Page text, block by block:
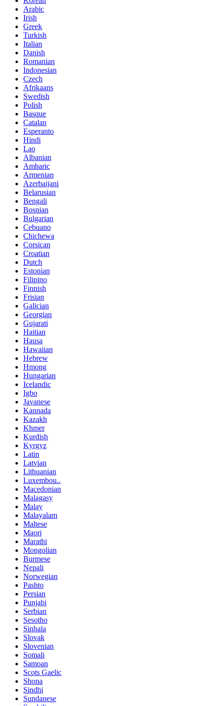
Arabic
Irish
Greek
Turkish
Italian
Danish
Romanian
Indonesian
Czech
Afrikaans
Swedish
Polish
Basque
Catalan
Esperanto
Hindi
Lao
Albanian
Amharic
Armenian
Azerbaijani
Belarusian
Bengali
Bosnian
Bulgarian
Cebuano
Chichewa
Corsican
Croatian
Dutch
Estonian
Filipino
Finnish
Frisian
Galician
Georgian
Gujarati
Haitian
Hausa
Hawaiian
Hebrew
Hmong
Hungarian
Icelandic
Igbo
Javanese
Kannada
Kazakh
Khmer
Kurdish
Kyrgyz
Latin
Latvian
Lithuanian
Luxembou..
Macedonian
Malagasy
Malay
Malayalam
Maltese
Maori
Marathi
Mongolian
Burmese
Nepali
Norwegian
Pashto
Persian
Punjabi
Serbian
Sesotho
Sinhala
Slovak
Slovenian
Somali
Samoan
Scots Gaelic
Shona
Sindhi
Sundanese